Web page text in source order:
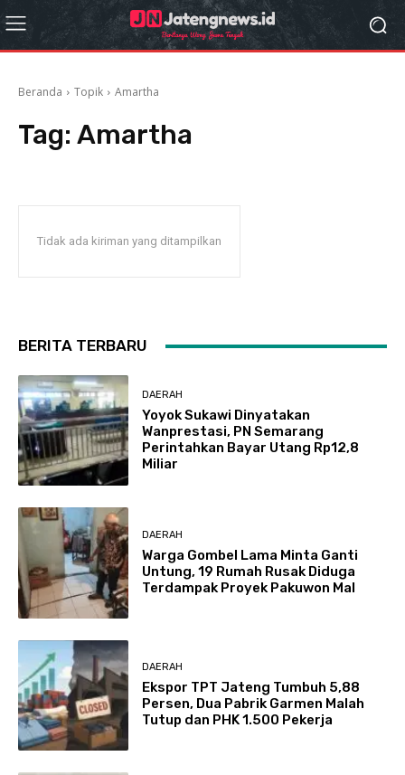
Beranda Topik Amartha
Tag: Amartha
Tidak ada kiriman yang ditampilkan
BERITA TERBARU
DAERAH
Yoyok Sukawi Dinyatakan
Wanprestasi, PN Semarang
Perintahkan Bayar Utang Rp12,8
Miliar
DAERAH
Warga Gombel Lama Minta Ganti
Untung, 19 Rumah Rusak Diduga
Terdampak Proyek Pakuwon Mal
DAERAH
Ekspor TPT Jateng Tumbuh 5,88
Persen, Dua Pabrik Garmen Malah
Tutup dan PHK 1.500 Pekerja